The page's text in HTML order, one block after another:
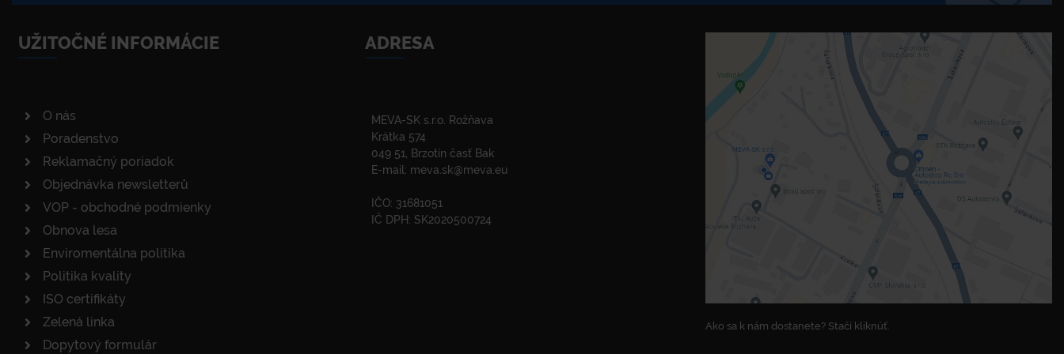
UŽITOČNÉ INFORMÁCIE
O nás
Poradenstvo
Reklamačný poriadok
Objednávka newsletterů
VOP - obchodné podmienky
Obnova lesa
Enviromentálna politika
Politika kvality
ISO certifikáty
Zelená linka
Dopytový formulár
ADRESA
MEVA-SK s.r.o. Rožňava
Krátka 574
049 51, Brzotín časť Bak
E-mail: meva.sk@meva.eu
IČO: 31681051
IČ DPH: SK2020500724
Ako sa k nám dostanete? Stačí kliknúť.